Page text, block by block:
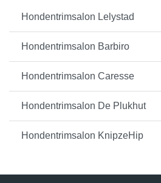
Hondentrimsalon Lelystad
Hondentrimsalon Barbiro
Hondentrimsalon Caresse
Hondentrimsalon De Plukhut
Hondentrimsalon KnipzeHip